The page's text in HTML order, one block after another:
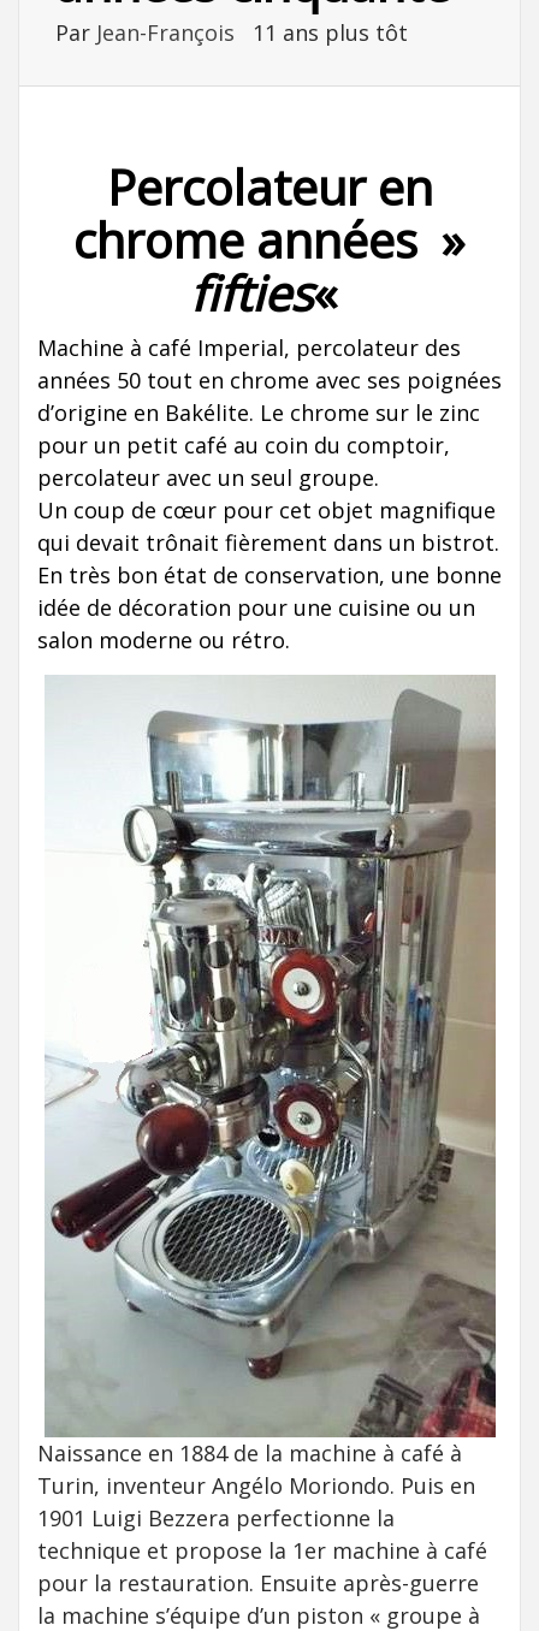
Par Jean-François 11 ans plus tôt
Percolateur en
chrome années »
fifties«
Machine à café Imperial, percolateur des
années 50 tout en chrome avec ses poignées
d’origine en Bakélite. Le chrome sur le zinc
pour un petit café au coin du comptoir,
percolateur avec un seul groupe.
Un coup de cœur pour cet objet magnifique
qui devait trônait fièrement dans un bistrot.
En très bon état de conservation, une bonne
idée de décoration pour une cuisine ou un
salon moderne ou rétro.
Naissance en 1884 de la machine à café à
Turin, inventeur Angélo Moriondo. Puis en
1901 Luigi Bezzera perfectionne la
technique et propose la 1er machine à café
pour la restauration. Ensuite après-guerre
la machine s’équipe d’un piston « groupe à